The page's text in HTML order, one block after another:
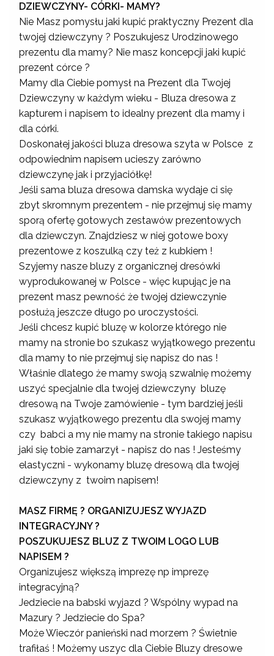
DZIEWCZYNY- CÓRKI- MAMY?
Nie Masz pomysłu jaki kupić praktyczny Prezent dla
twojej dziewczyny ? Poszukujesz Urodzinowego
prezentu dla mamy? Nie masz koncepcji jaki kupić
prezent córce ?
Mamy dla Ciebie pomysł na Prezent dla Twojej
Dziewczyny w każdym wieku - Bluza dresowa z
kapturem i napisem to idealny prezent dla mamy i
dla córki.
Doskonałej jakości bluza dresowa szyta w Polsce z
odpowiednim napisem ucieszy zarówno
dziewczynę jak i przyjaciółkę!
Jeśli sama bluza dresowa damska wydaje ci się
zbyt skromnym prezentem - nie przejmuj się mamy
sporą ofertę gotowych zestawów prezentowych
dla dziewczyn. Znajdziesz w niej gotowe boxy
prezentowe z koszulką czy też z kubkiem !
Szyjemy nasze bluzy z organicznej dresówki
wyprodukowanej w Polsce - więc kupując je na
prezent masz pewność że twojej dziewczynie
posłużą jeszcze długo po uroczystości.
Jeśli chcesz kupić bluzę w kolorze którego nie
mamy na stronie bo szukasz wyjątkowego prezentu
dla mamy to nie przejmuj się napisz do nas !
Właśnie dlatego że mamy swoją szwalnię możemy
uszyć specjalnie dla twojej dziewczyny bluzę
dresową na Twoje zamówienie - tym bardziej jeśli
szukasz wyjątkowego prezentu dla swojej mamy
czy babci a my nie mamy na stronie takiego napisu
jaki się tobie zamarzył - napisz do nas ! Jesteśmy
elastyczni - wykonamy bluzę dresową dla twojej
dziewczyny z twoim napisem!
MASZ FIRMĘ ? ORGANIZUJESZ WYJAZD
INTEGRACYJNY ?
POSZUKUJESZ BLUZ Z TWOIM LOGO LUB
NAPISEM ?
Organizujesz większą imprezę np imprezę
integracyjną?
Jedziecie na babski wyjazd ? Wspólny wypad na
Mazury ? Jedziecie do Spa?
Może Wieczór panieński nad morzem ? Świetnie
trafiłaś ! Możemy uszyc dla Ciebie Bluzy dresowe